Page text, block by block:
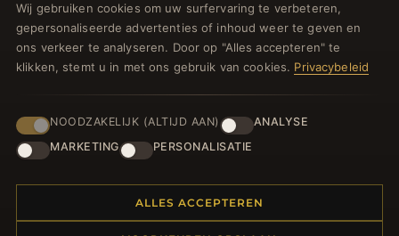
Wij gebruiken cookies om uw surfervaring te verbeteren,
gepersonaliseerde advertenties of inhoud weer te geven en
ons verkeer te analyseren. Door op "Alles accepteren" te
klikken, stemt u in met ons gebruik van cookies. Privacybeleid
NOODZAKELIJK (ALTIJD AAN)
ANALYSE
MARKETING
PERSONALISATIE
ALLES ACCEPTEREN
Nieuwe producten
Specials
Blog
Beoordelingen
Inloggen
BETAALMETHODEN